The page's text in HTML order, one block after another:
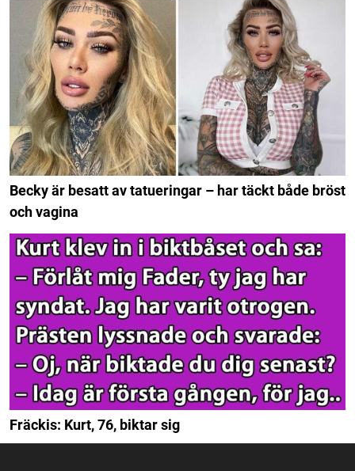
Becky är besatt av tatueringar – har täckt både bröst
och vagina
Fräckis: Kurt, 76, biktar sig